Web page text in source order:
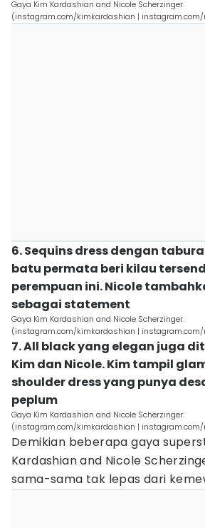
Gaya Kim Kardashian and Nicole Scherzinger.
(instagram.com/kimkardashian | instagram.com/
6. Sequins dress dengan
batu permata beri kilau
perempuan ini. Nicole
sebagai statement
Gaya Kim Kardashian and Nicole Scherzinger.
(instagram.com/kimkardashian | instagram.com/
7. All black yang elegan juga
Kim dan Nicole. Kim tampil
shoulder dress yang punya
peplum
Gaya Kim Kardashian and Nicole Scherzinger.
(instagram.com/kimkardashian | instagram.com/
Demikian beberapa gaya
Kardashian and Nicole
sama-sama tak lepas dari